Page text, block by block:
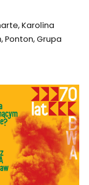
Karolina
Ponton, Grupa